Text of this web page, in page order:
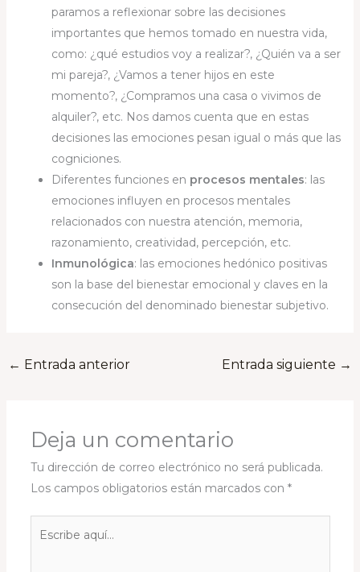
paramos a reflexionar sobre las decisiones
importantes que hemos tomado en nuestra vida,
como: ¿qué estudios voy a realizar?, ¿Quién va a ser
mi pareja?, ¿Vamos a tener hijos en este
momento?, ¿Compramos una casa o vivimos de
alquiler?, etc. Nos damos cuenta que en estas
decisiones las emociones pesan igual o más que las
cogniciones.
Diferentes funciones en procesos mentales: las
emociones influyen en procesos mentales
relacionados con nuestra atención, memoria,
razonamiento, creatividad, percepción, etc.
Inmunológica: las emociones hedónico positivas
son la base del bienestar emocional y claves en la
consecución del denominado bienestar subjetivo.
← Entrada anterior Entrada siguiente →
Deja un comentario
Tu dirección de correo electrónico no será publicada.
Los campos obligatorios están marcados con *